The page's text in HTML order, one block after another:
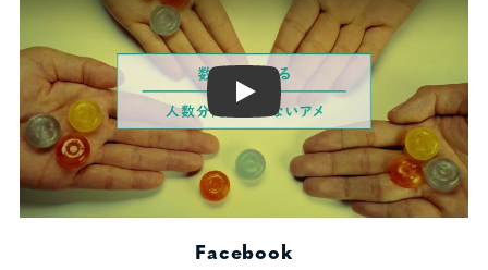
Play
Facebook